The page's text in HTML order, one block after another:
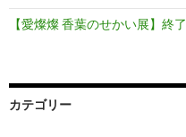
【愛燦燦 香葉のせかい展】終了
カテゴリー